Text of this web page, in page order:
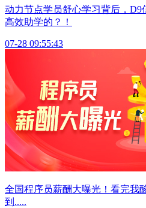
动力节点学员舒心学习背后，
高效助学的？！
07-28 09:55:43
全国程序员薪酬大曝光！看完我
到.....